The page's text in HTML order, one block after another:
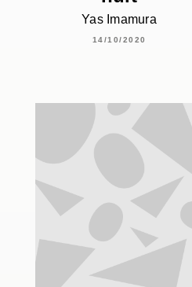
Yas Imamura
14/10/2020